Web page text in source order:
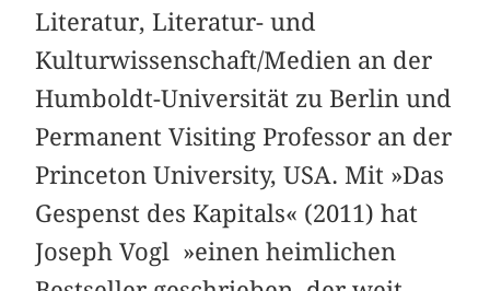
Literatur, Literatur- und
Kulturwissenschaft/Medien an der
Humboldt-Universität zu Berlin und
Permanent Visiting Professor an der
Princeton University, USA. Mit »Das
Gespenst des Kapitals« (2011) hat
Joseph Vogl »einen heimlichen